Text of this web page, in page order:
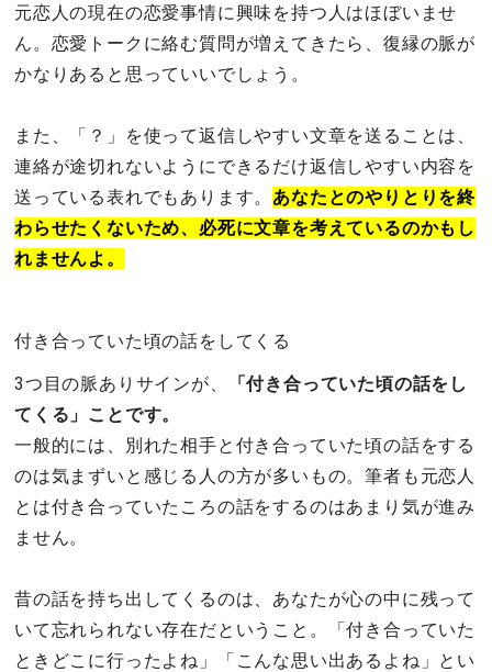
元恋人の現在の恋愛事情に興味を持つ人はほぼいませ
ん。恋愛トークに絡む質問が増えてきたら、復縁の脈が
かなりあると思っていいでしょう。
また、「？」を使って返信しやすい文章を送ることは、
連絡が途切れないようにできるだけ返信しやすい内容を
送っている表れでもあります。 あなたとのやりとりを終
わらせたくないため、必死に文章を考えているのかもし
れませんよ。
付き合っていた頃の話をしてくる
3つ目の脈ありサインが、
「付き合っていた頃の話をし
てくる」ことです。
一般的には、別れた相手と付き合っていた頃の話をする
のは気まずいと感じる人の方が多いもの。筆者も元恋人
とは付き合っていたころの話をするのはあまり気が進み
ません。
昔の話を持ち出してくるのは、あなたが心の中に残って
いて忘れられない存在だということ。「付き合っていた
ときどこに行ったよね」「こんな思い出あるよね」とい